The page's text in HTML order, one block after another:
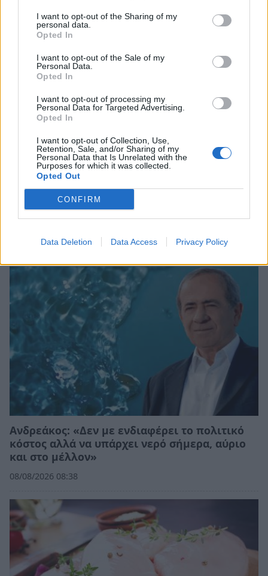
I want to opt-out of the Sharing of my
personal data.
Opted In
I want to opt-out of the Sale of my
Personal Data.
Opted In
I want to opt-out of processing my
Personal Data for Targeted Advertising.
Opted In
I want to opt-out of Collection, Use,
Retention, Sale, and/or Sharing of my
Personal Data that Is Unrelated with the
Purposes for which it was collected.
Opted Out
CONFIRM
Data Deletion Data Access Privacy Policy
Ανδρεάκος: «Δεν με ενδιαφέρει το πολιτικό
κόστος αλλά να υπάρχει νερό σήμερα, αύριο
και στο μέλλον»
08/08/2026 08:38